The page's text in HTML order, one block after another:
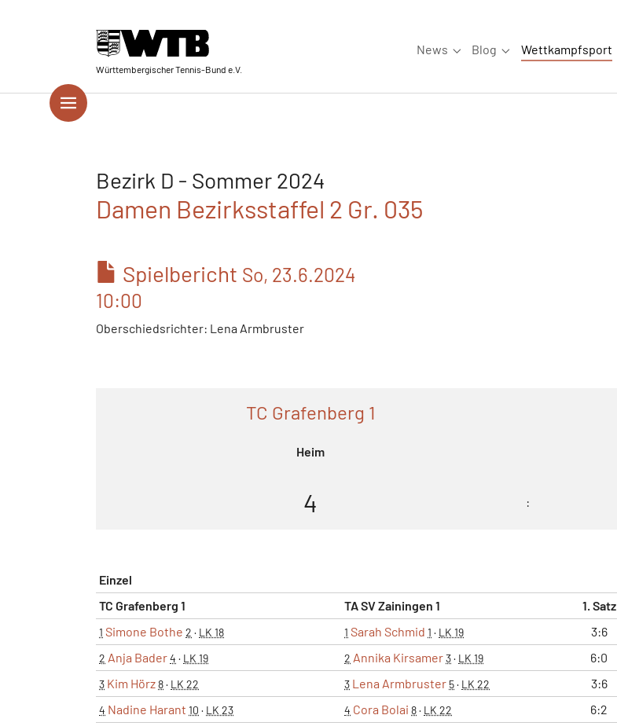
Württembergischer Tennis-Bund e.V.
News
Submenu for "News"
Blog
Submenu for "Blog"
Wettkampfsport
Bezirk D - Sommer 2024
Damen Bezirksstaffel 2 Gr. 035
Spielbericht So, 23.6.2024
10:00
Oberschiedsrichter: Lena Armbruster
TC Grafenberg 1
Heim
4 :
Einzel
TC Grafenberg 1
TA SV Zainingen 1 1. Satz
1 Simone Bothe 2 · LK 18 1 Sarah Schmid 1 · LK 19 3:6
2 Anja Bader4 · LK 19 2 Annika Kirsamer3· LK 19 6:0
3 Kim Hörz8· LK 22 3 Lena Armbruster 5· LK 22 3:6
4 Nadine Harant 10 · LK 23 4 Cora Bolai 8· LK 22 6:2